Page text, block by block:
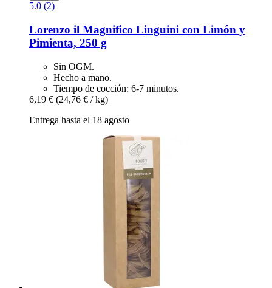
5.0 (2)
Lorenzo il Magnifico Linguini con Limón y
Pimienta, 250 g
Sin OGM.
Hecho a mano.
Tiempo de cocción: 6-7 minutos.
6,19 € (24,76 € / kg)
Entrega hasta el 18 agosto